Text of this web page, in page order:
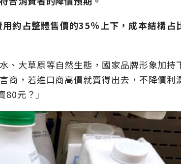
約占整體售價的35％上下，成本結構占
、大草原等自然生態，國家品牌形象加持
商，若進口商高價就賣得出去，不降價利
元？」